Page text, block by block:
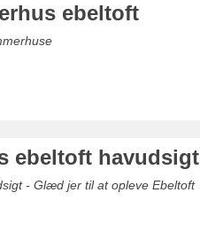
ebeltoft
ebeltoft havudsigt
- Glæd jer til at opleve Ebeltoft